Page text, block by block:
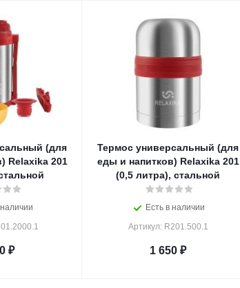
(для
Relaxika 201
₽
Термос универсальный (для
еды и напитков) Relaxika 201
(0,5 литра), стальной
Есть в наличии
Артикул: R201.500.1
1 650 ₽